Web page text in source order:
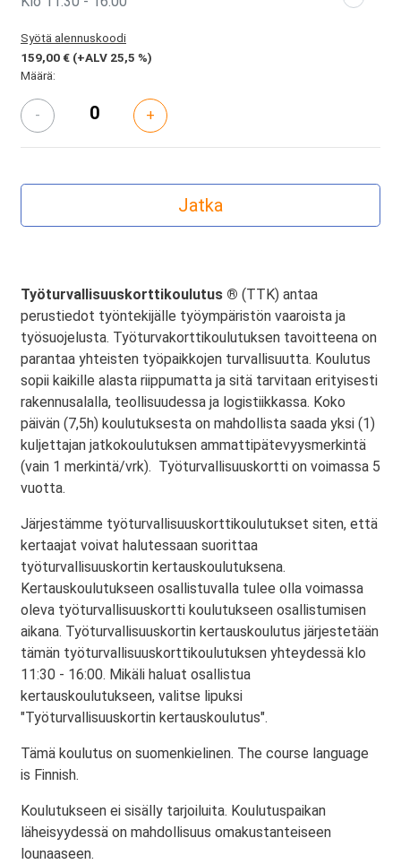
Syötä alennuskoodi
159,00 € (+ALV 25,5 %)
Määrä:
- +
Työturvallisuuskorttikoulutus ® (TTK) antaa
perustiedot työntekijälle työympäristön vaaroista ja
työsuojelusta. Työturvakorttikoulutuksen tavoitteena on
parantaa yhteisten työpaikkojen turvallisuutta. Koulutus
sopii kaikille alasta riippumatta ja sitä tarvitaan erityisesti
rakennusalalla, teollisuudessa ja logistiikkassa. Koko
päivän (7,5h) koulutuksesta on mahdollista saada yksi (1)
kuljettajan jatkokoulutuksen ammattipätevyysmerkintä
(vain 1 merkintä/vrk). Työturvallisuuskortti on voimassa 5
vuotta.
Järjestämme työturvallisuuskorttikoulutukset siten, että
kertaajat voivat halutessaan suorittaa
työturvallisuuskortin kertauskoulutuksena.
Kertauskoulutukseen osallistuvalla tulee olla voimassa
oleva työturvallisuuskortti koulutukseen osallistumisen
aikana. Työturvallisuuskortin kertauskoulutus järjestetään
tämän työturvallisuuskorttikoulutuksen yhteydessä klo
11:30 - 16:00. Mikäli haluat osallistua
kertauskoulutukseen, valitse lipuksi
"Työturvallisuuskortin kertauskoulutus".
Tämä koulutus on suomenkielinen. The course language
is Finnish.
Koulutukseen ei sisälly tarjoiluita. Koulutuspaikan
läheisyydessä on mahdollisuus omakustanteiseen
lounaaseen.